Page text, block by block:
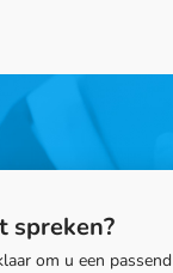
spreken?
om u een passend